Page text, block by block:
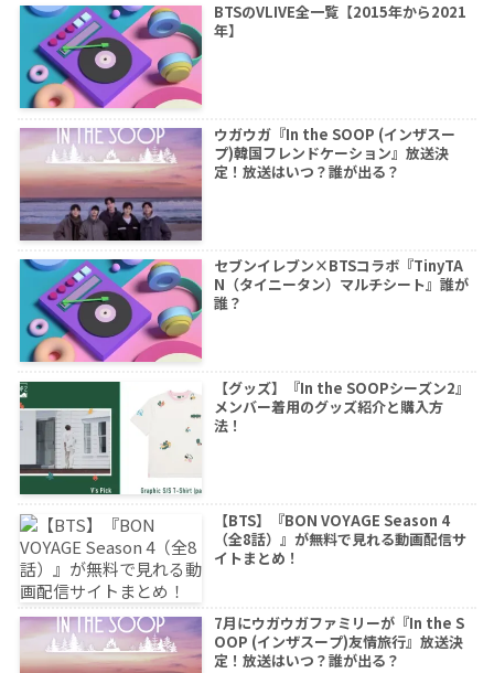
BTSのVLIVE全一覧【2015年から2021
年】
ウガウガ『In the SOOP (インザスー
プ)韓国フレンドケーション』放送決
定！放送はいつ？誰が出る？
セブンイレブン×BTSコラボ『TinyTA
N（タイニータン）マルチシート』誰が
誰？
【グッズ】『In the SOOPシーズン2』
メンバー着用のグッズ紹介と購入方
法！
【BTS】『BON VOYAGE Season 4
（全8話）』が無料で見れる動画配信サ
イトまとめ！
7月にウガウガファミリーが『In the S
OOP (インザスープ)友情旅行』放送決
定！放送はいつ？誰が出る？